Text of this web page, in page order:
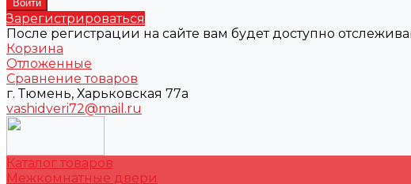
Зарегистрироваться
После регистрации на сайте вам будет доступно
Корзина
Отложенные
Сравнение товаров
г. Тюмень, Харьковская 77а
vashidveri72@mail.ru
Каталог товаров
Межкомнатные двери